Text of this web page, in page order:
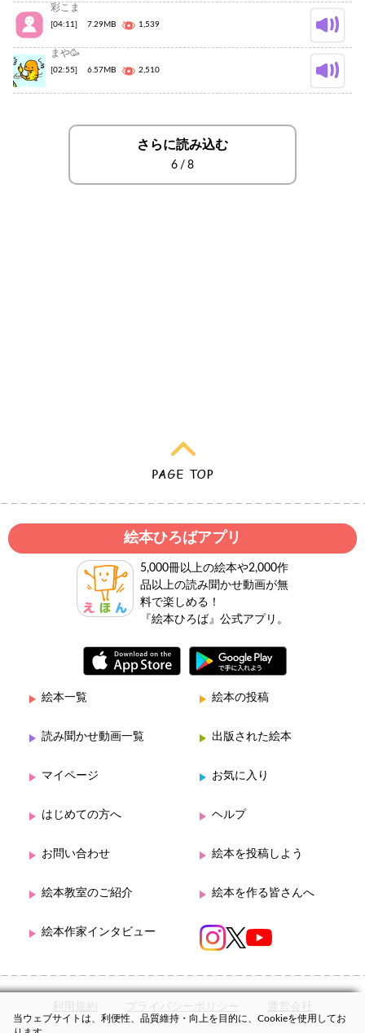
彩こま
[04:11] 7.29MB 1,539
まや🥳
[02:55] 6.57MB 2,510
さらに読み込む
6 / 8
絵本ひろばアプリ
5,000冊以上の絵本や2,000作
品以上の読み聞かせ動画が無
料で楽しめる！
『絵本ひろば』公式アプリ。
絵本一覧 絵本の投稿
読み聞かせ動画一覧 出版された絵本
マイページ お気に入り
はじめての方へ ヘルプ
お問い合わせ 絵本を投稿しよう
絵本教室のご紹介 絵本を作る皆さんへ
絵本作家インタビュー
利用規約 プライバシーポリシー 運営会社
当ウェブサイトは、利便性、品質維持・向上を目的に、Cookieを使用してお